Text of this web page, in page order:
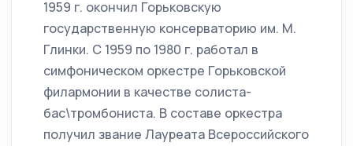
1959 г. окончил Горьковскую
государственную консерваторию им. М.
Глинки. С 1959 по 1980 г. работал в
симфоническом оркестре Горьковской
филармонии в качестве солиста-
бас\тромбониста. В составе оркестра
получил звание Лауреата Всероссийского